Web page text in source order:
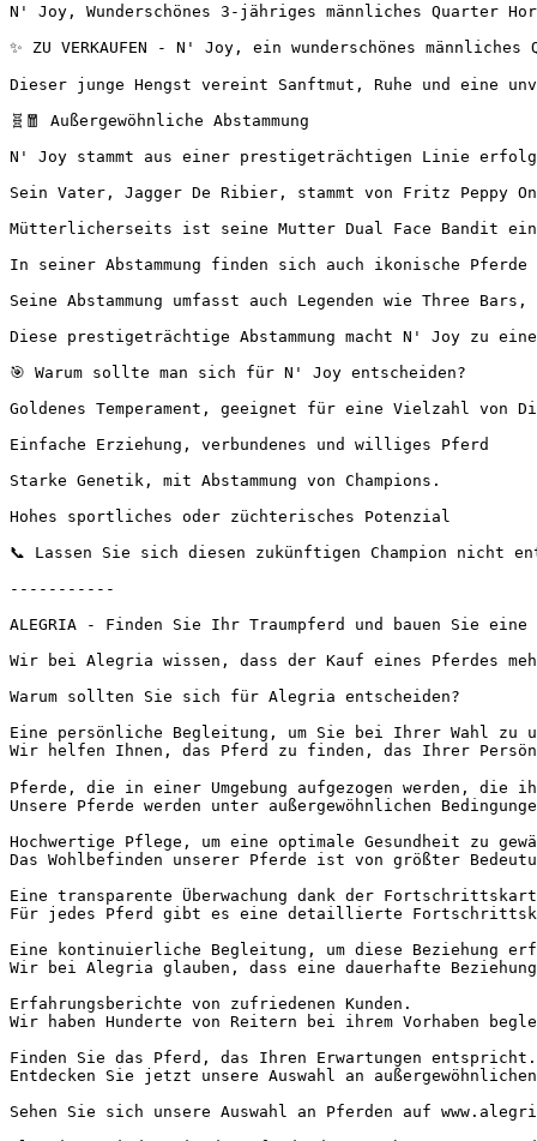
N' Joy, Wunderschönes 3-jähriges männliches Quarter
✨ ZU VERKAUFEN - N' Joy, ein wunderschönes
Dieser junge Hengst vereint Sanftmut, Ruhe und eine
🧬🧧 Außergewöhnliche Abstammung
N' Joy stammt aus einer prestigeträchtigen Linie
Sein Vater, Jagger De Ribier, stammt von Fritz Peppy
Mütterlicherseits ist seine Mutter Dual Face Bandit
In seiner Abstammung finden sich auch ikonische
Seine Abstammung umfasst auch Legenden wie Three
Diese prestigeträchtige Abstammung macht N' Joy zu
🎯 Warum sollte man sich für N' Joy entscheiden?
Goldenes Temperament, geeignet für eine Vielzahl von
Einfache Erziehung, verbundenes und williges Pferd
Starke Genetik, mit Abstammung von Champions.
Hohes sportliches oder züchterisches Potenzial
📞 Lassen Sie sich diesen zukünftigen Champion nicht
-----------
ALEGRIA - Finden Sie Ihr Traumpferd und bauen Sie
Wir bei Alegria wissen, dass der Kauf eines Pferdes
Warum sollten Sie sich für Alegria entscheiden?
Eine persönliche Begleitung, um Sie bei Ihrer Wahl zu
Wir helfen Ihnen, das Pferd zu finden, das Ihrer
Pferde, die in einer Umgebung aufgezogen werden, die
Unsere Pferde werden unter außergewöhnlichen
Hochwertige Pflege, um eine optimale Gesundheit zu
Das Wohlbefinden unserer Pferde ist von größter
Eine transparente Überwachung dank der
Für jedes Pferd gibt es eine detaillierte
Eine kontinuierliche Begleitung, um diese Beziehung
Wir bei Alegria glauben, dass eine dauerhafte
Erfahrungsberichte von zufriedenen Kunden.
Wir haben Hunderte von Reitern bei ihrem Vorhaben
Finden Sie das Pferd, das Ihren Erwartungen entspricht.
Entdecken Sie jetzt unsere Auswahl an
Sehen Sie sich unsere Auswahl an Pferden auf